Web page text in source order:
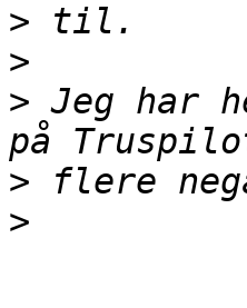
>
>
> Jeg har
>
>